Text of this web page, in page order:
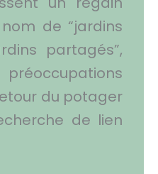
de “jardins
partagés”,
du potager
de lien